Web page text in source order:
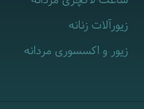
زیورآلات زنانه
زیور و اکسسوری مردانه